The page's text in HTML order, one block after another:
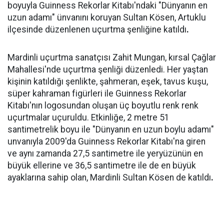
boyuyla Guinness Rekorlar Kitabı'ndaki "Dünyanın en
uzun adamı" ünvanını koruyan Sultan Kösen, Artuklu
ilçesinde düzenlenen uçurtma şenliğine katıldı.
Mardinli uçurtma sanatçısı Zahit Mungan, kırsal Çağlar
Mahallesi'nde uçurtma şenliği düzenledi. Her yaştan
kişinin katıldığı şenlikte, şahmeran, eşek, tavus kuşu,
süper kahraman figürleri ile Guinness Rekorlar
Kitabı'nın logosundan oluşan üç boyutlu renk renk
uçurtmalar uçuruldu. Etkinliğe, 2 metre 51
santimetrelik boyu ile "Dünyanın en uzun boylu adamı"
unvanıyla 2009'da Guinness Rekorlar Kitabı'na giren
ve aynı zamanda 27,5 santimetre ile yeryüzünün en
büyük ellerine ve 36,5 santimetre ile de en büyük
ayaklarına sahip olan, Mardinli Sultan Kösen de katıldı.